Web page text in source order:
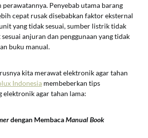
perawatannya. Penyebab utama barang
cepat rusak disebabkan faktor eksternal
yang tidak sesuai, sumber listrik tidak
anjuran dan penggunaan yang tidak
buku manual.
kita merawat elektronik agar tahan
Indonesia membeberkan tips
elektronik agar tahan lama:
dengan MembacaManual Book